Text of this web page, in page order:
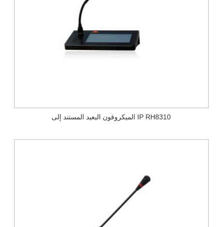
الميكروفون البعيد المستند إلى IP RH8310